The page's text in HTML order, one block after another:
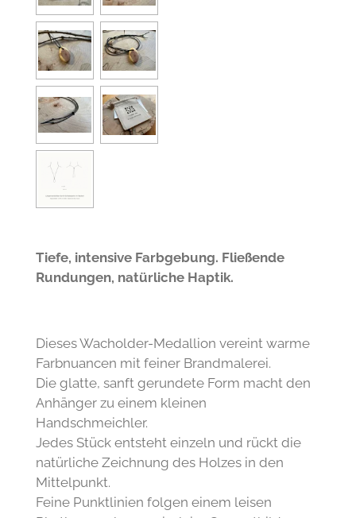
Tiefe, intensive Farbgebung. Fließende
Rundungen, natürliche Haptik.
Dieses Wacholder-Medallion vereint warme
Farbnuancen mit feiner Brandmalerei.
Die glatte, sanft gerundete Form macht den
Anhänger zu einem kleinen
Handschmeichler.
Jedes Stück entsteht einzeln und rückt die
natürliche Zeichnung des Holzes in den
Mittelpunkt.
Feine Punktlinien folgen einem leisen